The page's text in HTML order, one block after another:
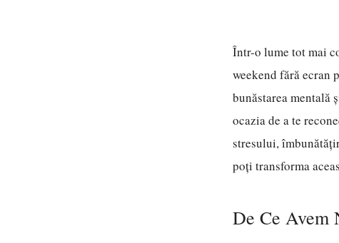
Într-o lume tot mai
weekend fără ecran
bunăstarea mentală
ocazia de a te
stresului,
poți transforma
De Ce Avem